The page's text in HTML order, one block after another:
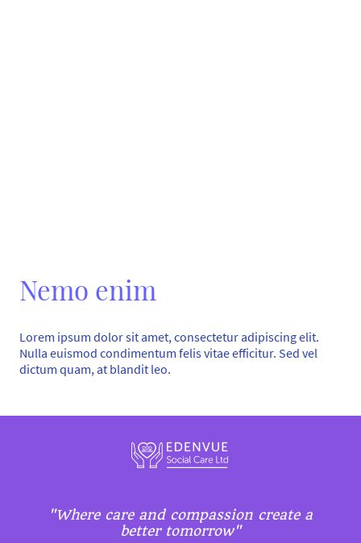
Nemo enim
Lorem ipsum dolor sit amet, consectetur adipiscing elit.
Nulla euismod condimentum felis vitae efficitur. Sed vel
dictum quam, at blandit leo.
"Where care and compassion create a
better tomorrow"